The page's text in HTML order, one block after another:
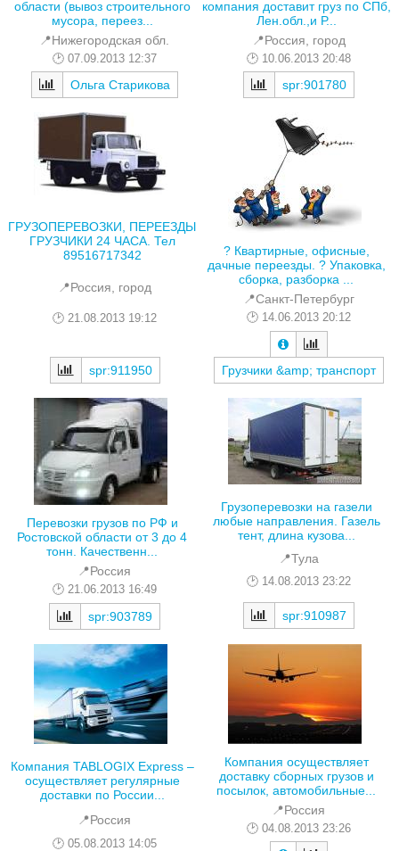
области (вывоз строительного
мусора, переез...
📍Нижегородская обл.
07.09.2013 12:37
Ольга Старикова
компания доставит груз по СПб,
Лен.обл.,и Р...
📍Россия, город
10.06.2013 20:48
spr:901780
ГРУЗОПЕРЕВОЗКИ, ПЕРЕЕЗДЫ
ГРУЗЧИКИ 24 ЧАСА. Тел
89516717342
📍Россия, город
21.08.2013 19:12
spr:911950
? Квартирные, офисные,
дачные переезды. ? Упаковка,
сборка, разборка ...
📍Санкт-Петербург
14.06.2013 20:12
Грузчики &amp; транспорт
Перевозки грузов по РФ и
Ростовской области от 3 до 4
тонн. Качественн...
📍Россия
21.06.2013 16:49
spr:903789
Грузоперевозки на газели
любые направления. Газель
тент, длина кузова...
📍Тула
14.08.2013 23:22
spr:910987
Компания TABLOGIX Express –
осуществляет регулярные
доставки по России...
📍Россия
05.08.2013 14:05
Компания осуществляет
доставку сборных грузов и
посылок, автомобильные...
📍Россия
04.08.2013 23:26